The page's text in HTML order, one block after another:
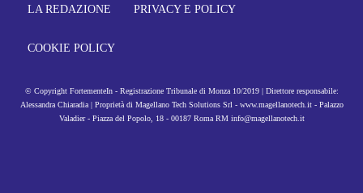
LA REDAZIONE PRIVACY E POLICY
COOKIE POLICY
© Copyright FortementeIn - Registrazione Tribunale di Monza 10/2019 | Direttore responsabile:
Alessandra Chiaradia | Proprietà di Magellano Tech Solutions Srl - www.magellanotech.it - Palazzo
Valadier - Piazza del Popolo, 18 - 00187 Roma RM info@magellanotech.it